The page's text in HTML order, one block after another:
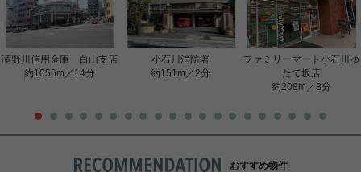
滝野川信用金庫 白山支店
約1056m／14分
小石川消防署
約151m／2分
ファミリーマート小石川ゆ
たて坂店
約208m／3分
おすすめ物件